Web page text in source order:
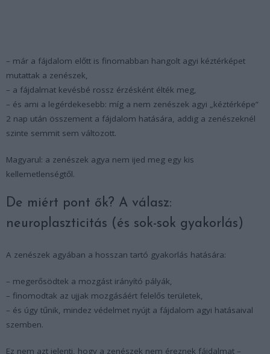
– már a fájdalom előtt is finomabban hangolt agyi kéztérképet
mutattak a zenészek,
– a fájdalmat kevésbé rossz érzésként élték meg,
– és ami a legérdekesebb: míg a nem zenészek agyi „kéztérképe”
2 nap után összement a fájdalom hatására, addig a zenészeknél
szinte semmit sem változott.
Magyarul: a zenészek agya nem ijed meg egy kis
kellemetlenségtől.
De miért pont ők? A válasz:
neuroplaszticitás (és sok-sok gyakorlás)
A zenészek agyában a hosszan tartó gyakorlás hatására:
– megerősödtek a mozgást irányító pályák,
– finomodtak az ujjak mozgásáért felelős területek,
– és úgy tűnik, mindez védelmet nyújt a fájdalom agyi hatásaival
szemben.
Ez nem azt jelenti, hogy a zenészek nem éreznek fájdalmat –